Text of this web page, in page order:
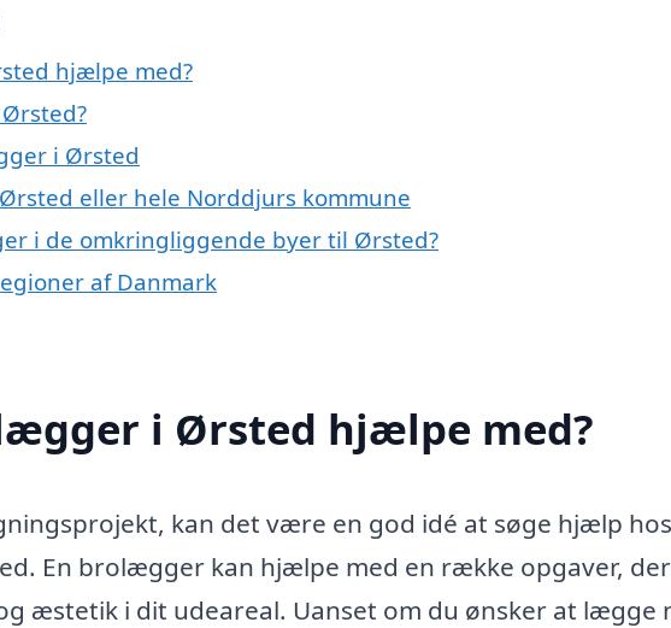
hjælpe med?
i Ørsted
eller hele Norddjurs kommune
i de omkringliggende byer til Ørsted?
af Danmark
i Ørsted hjælpe med?
kan det være en god idé at søge hjælp
En brolægger kan hjælpe med en række opgaver,
æstetik i dit udeareal. Uanset om du ønsker at lægge